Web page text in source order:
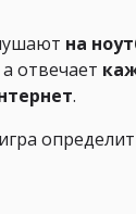
на
отвечает
.